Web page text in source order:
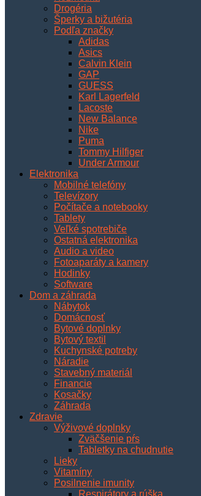
Drogéria
Šperky a bižutéria
Podľa značky
Adidas
Asics
Calvin Klein
GAP
GUESS
Karl Lagerfeld
Lacoste
New Balance
Nike
Puma
Tommy Hilfiger
Under Armour
Elektronika
Mobilné telefóny
Televízory
Počítače a notebooky
Tablety
Veľké spotrebiče
Ostatná elektronika
Audio a video
Fotoaparáty a kamery
Hodinky
Software
Dom a záhrada
Nábytok
Domácnosť
Bytové doplnky
Bytový textil
Kuchynské potreby
Náradie
Stavebný materiál
Financie
Kosačky
Záhrada
Zdravie
Výživové doplnky
Zväčšenie pŕs
Tabletky na chudnutie
Lieky
Vitamíny
Posilnenie imunity
Respirátory a rúška